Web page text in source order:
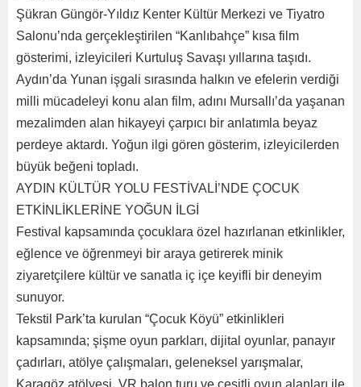
Şükran Güngör-Yıldız Kenter Kültür Merkezi ve Tiyatro
Salonu’nda gerçekleştirilen “Kanlıbahçe” kısa film
gösterimi, izleyicileri Kurtuluş Savaşı yıllarına taşıdı.
Aydın’da Yunan işgali sırasında halkın ve efelerin verdiği
milli mücadeleyi konu alan film, adını Mursallı’da yaşanan
mezalimden alan hikayeyi çarpıcı bir anlatımla beyaz
perdeye aktardı. Yoğun ilgi gören gösterim, izleyicilerden
büyük beğeni topladı.
AYDIN KÜLTÜR YOLU FESTİVALİ’NDE ÇOCUK
ETKİNLİKLERİNE YOĞUN İLGİ
Festival kapsamında çocuklara özel hazırlanan etkinlikler,
eğlence ve öğrenmeyi bir araya getirerek minik
ziyaretçilere kültür ve sanatla iç içe keyifli bir deneyim
sunuyor.
Tekstil Park’ta kurulan “Çocuk Köyü” etkinlikleri
kapsamında; şişme oyun parkları, dijital oyunlar, panayır
çadırları, atölye çalışmaları, geleneksel yarışmalar,
Karagöz atölyesi, VR balon turu ve çeşitli oyun alanları ile